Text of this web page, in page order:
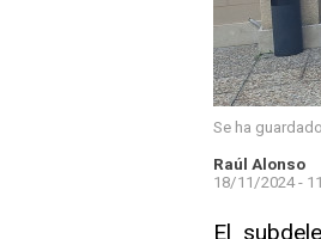
Se ha
Raúl Alonso
18/11/2024 -
El